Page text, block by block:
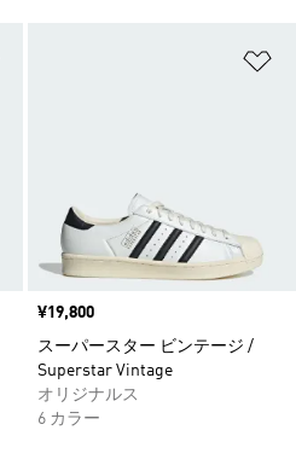
価格
¥19,800
スーパースター ビンテージ /
Superstar Vintage
オリジナルス
6 カラー